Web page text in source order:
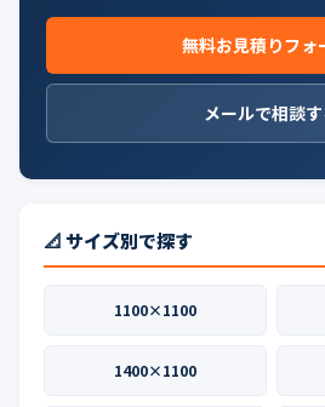
無料お見積りフォ
メールで相談
📐 サイズ別で探す
1100×1100
1400×1100